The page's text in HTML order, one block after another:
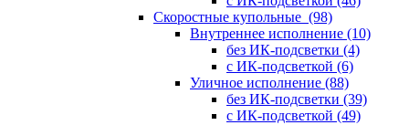
Скоростные купольные (98)
Внутреннее исполнение (10)
без ИК-подсветки (4)
с ИК-подсветкой (6)
Уличное исполнение (88)
без ИК-подсветки (39)
с ИК-подсветкой (49)